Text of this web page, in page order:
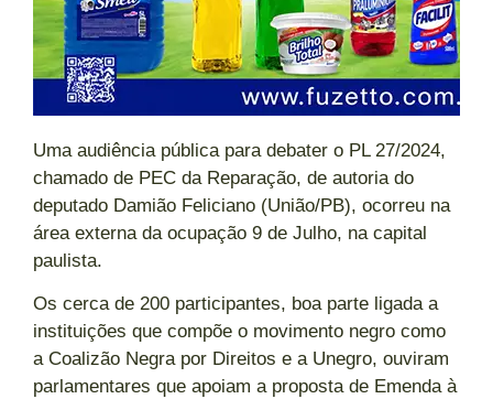
Uma audiência pública para debater o PL 27/2024,
chamado de PEC da Reparação, de autoria do
deputado Damião Feliciano (União/PB), ocorreu na
área externa da ocupação 9 de Julho, na capital
paulista.
Os cerca de 200 participantes, boa parte ligada a
instituições que compõe o movimento negro como
a Coalizão Negra por Direitos e a Unegro, ouviram
parlamentares que apoiam a proposta de Emenda à